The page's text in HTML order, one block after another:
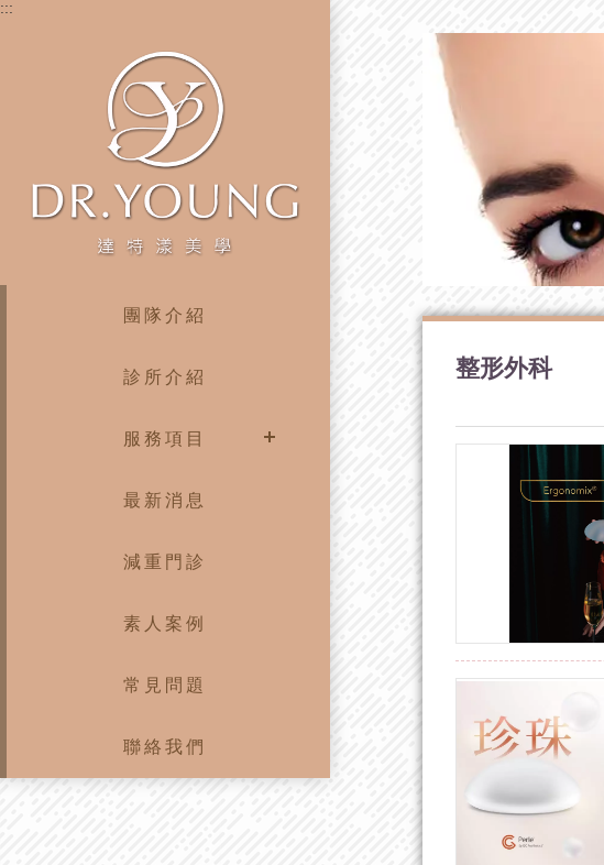
:::
團隊介紹
診所介紹
服務項目
最新消息
減重門診
素人案例
常見問題
聯絡我們
整形外科